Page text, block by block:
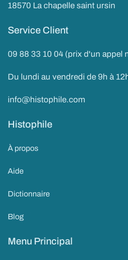
18570 La chapelle saint ursin
Service Client
09 88 33 10 04 (prix d'un appel
Du lundi au vendredi de 9h à
info@histophile.com
Histophile
À propos
Aide
Dictionnaire
Blog
Menu Principal